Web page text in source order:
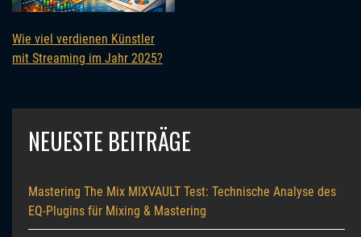
Wie viel verdienen Künstler
mit Streaming im Jahr 2025?
NEUESTE BEITRÄGE
Mastering The Mix MIXVAULT Test: Technische Analyse des
EQ-Plugins für Mixing & Mastering